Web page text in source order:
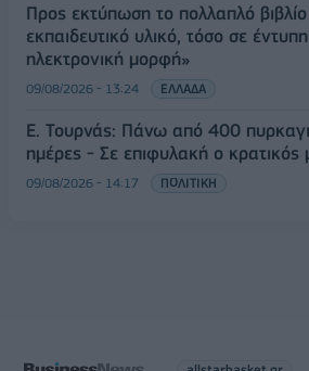
Προς εκτύπωση το πολλαπλό
εκπαιδευτικό υλικό, τόσο σε
ηλεκτρονική μορφή»
09/08/2026 - 13:24 ΕΛΛΑΔΑ
Ε. Τουρνάς: Πάνω από 400
ημέρες - Σε επιφυλακή ο κρατικός
09/08/2026 - 14:17 ΠΟΛΙΤΙΚΗ